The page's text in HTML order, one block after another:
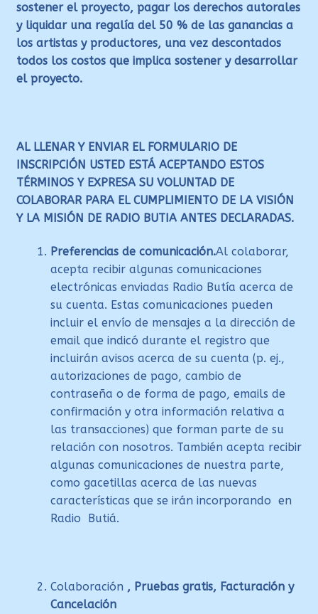
sostener el proyecto, pagar los derechos autorales
y liquidar una regalía del 50 % de las ganancias a
los artistas y productores, una vez descontados
todos los costos que implica sostener y desarrollar
el proyecto.
AL LLENAR Y ENVIAR EL FORMULARIO DE
INSCRIPCIÓN USTED ESTÁ ACEPTANDO ESTOS
TÉRMINOS Y EXPRESA SU VOLUNTAD DE
COLABORAR PARA EL CUMPLIMIENTO DE LA VISIÓN
Y LA MISIÓN DE RADIO BUTIA ANTES DECLARADAS.
Preferencias de comunicación.Al colaborar,
acepta recibir algunas comunicaciones
electrónicas enviadas Radio Butía acerca de
su cuenta. Estas comunicaciones pueden
incluir el envío de mensajes a la dirección de
email que indicó durante el registro que
incluirán avisos acerca de su cuenta (p. ej.,
autorizaciones de pago, cambio de
contraseña o de forma de pago, emails de
confirmación y otra información relativa a
las transacciones) que forman parte de su
relación con nosotros. También acepta recibir
algunas comunicaciones de nuestra parte,
como gacetillas acerca de las nuevas
características que se irán incorporando en
Radio Butiá.
Colaboración , Pruebas gratis, Facturación y
Cancelación